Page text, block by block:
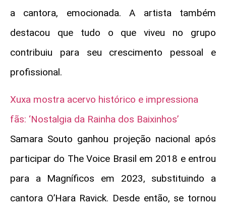
a cantora, emocionada. A artista também
destacou que tudo o que viveu no grupo
contribuiu para seu crescimento pessoal e
profissional.
Xuxa mostra acervo histórico e impressiona
fãs: ‘Nostalgia da Rainha dos Baixinhos’
Samara Souto ganhou projeção nacional após
participar do The Voice Brasil em 2018 e entrou
para a Magníficos em 2023, substituindo a
cantora O’Hara Ravick. Desde então, se tornou